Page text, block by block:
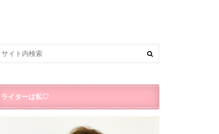
ライターは私♡